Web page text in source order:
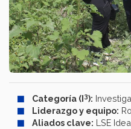
Categoría (I3):
Liderazgo y equipo:
Aliados clave: LSE